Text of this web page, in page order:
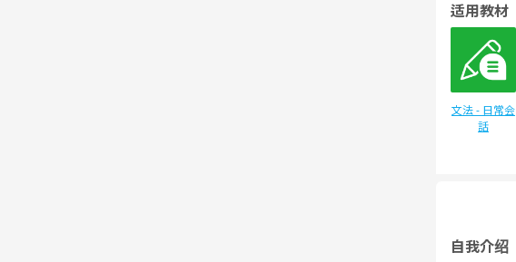
适用教材
文法 - 日常会
話
自我介绍